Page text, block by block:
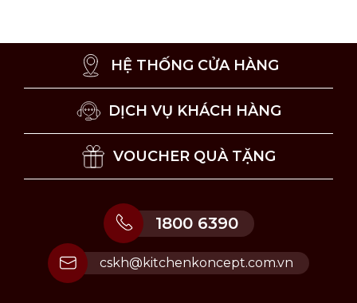
Vệ sinh & bảo quản:
Chùi rửa dễ dàng bằng miếng bọt biển mềm.
Vệ sinh được bằng máy rửa chén.
Bảo quản nơi khô ráo.
Tại Kitchen Koncept, chúng tôi cung cấp các sản
HỆ THỐNG CỬA HÀNG
DỊCH VỤ KHÁCH HÀNG
VOUCHER QUÀ TẶNG
1800 6390
cskh@kitchenkoncept.com.vn